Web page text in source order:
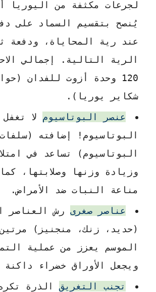
لجرعات مكثفة من اليوريا
يُنصح بتقسيم السماد على
عند رية المحاياة، ودفعة
الرية التالية. إجمالي
شكاير يوريا).
عنصر البوتاسيوم لا تغفل
البوتاسيوم! إضافته (سلفات
البوتاسيوم) تساعد في
وزيادة وزنها وصلابتها،
مناعة النبات ضد الأمراض.
عناصر صغرى رش العناصر
(حديد، زنك، منجنيز) مرتين
الموسم يعزز من عملية
ويجعل الأوراق خضراء داكنة
تجنب التغريق الذرة